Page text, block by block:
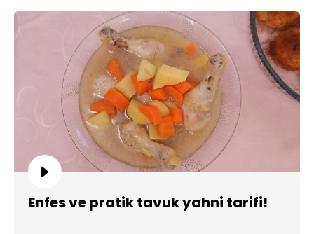
Enfes ve pratik tavuk yahni tarifi!